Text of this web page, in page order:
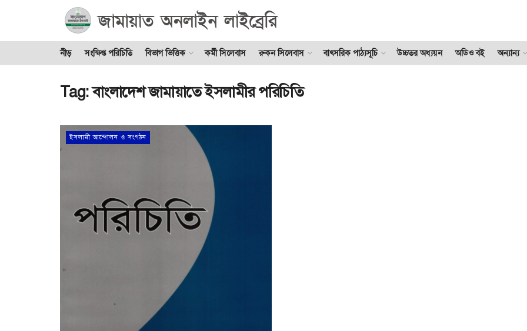
নীড় সংক্ষিপ্ত পরিচিতি বিভাগ ভিত্তিক কর্মী সিলেবাস রুকন সিলেবাস বাৎসরিক পাঠ্যসূচি উচ্চতর অধ্যয়ন অডিও বই অন্যান্য
Tag:বাংলাদেশ জামায়াতে ইসলামীর পরিচিতি
ইসলামী আন্দোলন ও সংগঠন